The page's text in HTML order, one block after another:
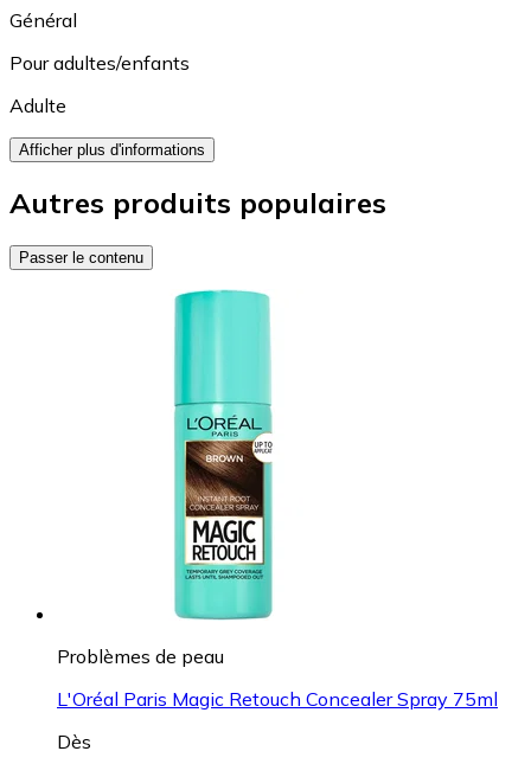
Général
Pour adultes/enfants
Adulte
Afficher plus d'informations
Autres produits populaires
Passer le contenu
Problèmes de peau
L'Oréal Paris Magic Retouch Concealer Spray 75ml
Dès